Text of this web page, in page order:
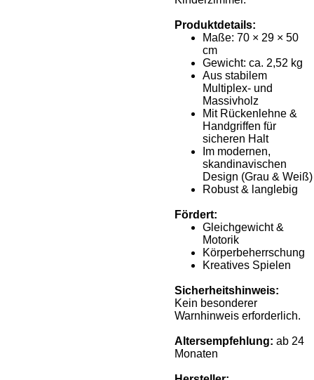
Produktdetails:
Maße: 70 × 29 × 50
cm
Gewicht: ca. 2,52 kg
Aus stabilem
Multiplex- und
Massivholz
Mit Rückenlehne &
Handgriffen für
sicheren Halt
Im modernen,
skandinavischen
Design (Grau & Weiß)
Robust & langlebig
Fördert:
Gleichgewicht &
Motorik
Körperbeherrschung
Kreatives Spielen
Sicherheitshinweis:
Kein besonderer
Warnhinweis erforderlich.
Altersempfehlung: ab 24
Monaten